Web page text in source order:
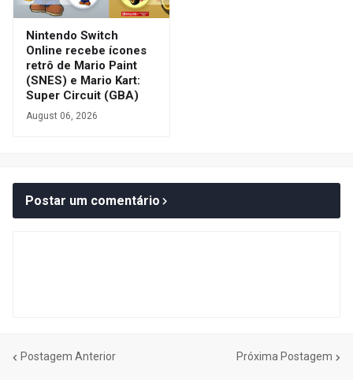
Nintendo Switch
Online recebe ícones
retrô de Mario Paint
(SNES) e Mario Kart:
Super Circuit (GBA)
August 06, 2026
Postar um comentário
Postagem Anterior Próxima Postagem